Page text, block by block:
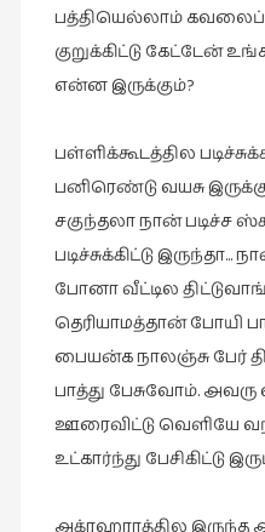
பத்தியெல்லாம்
குறுக்கிட்டு கேட்டேன்
என்ன இருக்கும்?
பள்ளிக்கூடத்தில
பனிரெண்டு வயசு
சகுந்தலா நான் படிச்ச
படிச்சுக்கிட்டு இருந்தா…
போனா வீட்டில
தெரியாமத்தான் போயி
பையன்க நாலஞ்சு பேர்
பாத்து பேசுவோம். அவரு
ஊரைவிட்டு வெளியே
உட்கார்ந்து பேசிகிட்டு